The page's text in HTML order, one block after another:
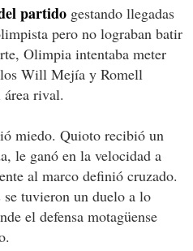
partido gestando llegadas
pero no lograban batir
Olimpia intentaba meter
Will Mejía y Romell
rival.
miedo. Quioto recibió un
le ganó en la velocidad a
al marco definió cruzado.
se tuvieron un duelo a lo
el defensa motagüense